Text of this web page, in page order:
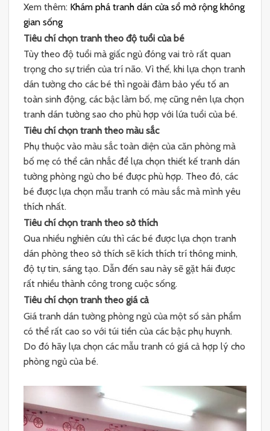
Xem thêm: Khám phá tranh dán cửa sổ mở rộng không
gian sống
Tiêu chí chọn tranh theo độ tuổi của bé
Tùy theo độ tuổi mà giấc ngủ đóng vai trò rất quan
trọng cho sự triển của trí não. Vì thế, khi lựa chọn tranh
dán tường cho các bé thì ngoài đảm bảo yếu tố an
toàn sinh động, các bậc làm bố, mẹ cũng nên lựa chọn
tranh dán tường sao cho phù hợp với lứa tuổi của bé.
Tiêu chí chọn tranh theo màu sắc
Phụ thuộc vào màu sắc toàn diện của căn phòng mà
bố mẹ có thể cân nhắc để lựa chọn thiết kế tranh dán
tường phòng ngủ cho bé được phù hợp. Theo đó, các
bé được lựa chọn mẫu tranh có màu sắc mà mình yêu
thích nhất.
Tiêu chí chọn tranh theo sở thích
Qua nhiều nghiên cứu thì các bé được lựa chọn tranh
dán phòng theo sở thích sẽ kích thích trí thông minh,
độ tự tin, sáng tạo. Dẫn đến sau này sẽ gặt hái được
rất nhiều thành công trong cuộc sống.
Tiêu chí chọn tranh theo giá cả
Giá tranh dán tường phòng ngủ của một số sản phẩm
có thể rất cao so với túi tiền của các bậc phụ huynh.
Do đó hãy lựa chọn các mẫu tranh có giá cả hợp lý cho
phòng ngủ của bé.